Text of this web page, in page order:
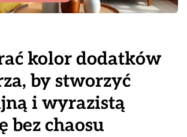
kolor dodatków
by stworzyć
i wyrazistą
bez chaosu